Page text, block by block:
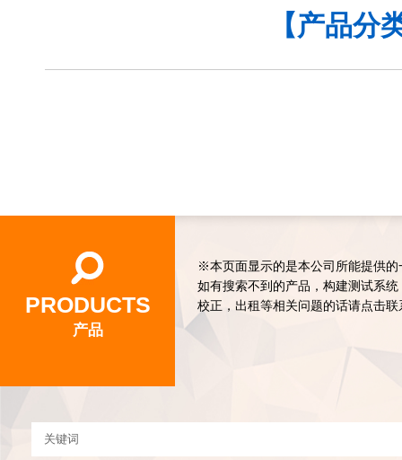
【产品分
PRODUCTS
产品
※本页面显示的是本公司所能提供的
如有搜索不到的产品，构建测试系
校正，出租等相关问题的话请点击联